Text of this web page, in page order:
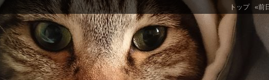
トップ «前